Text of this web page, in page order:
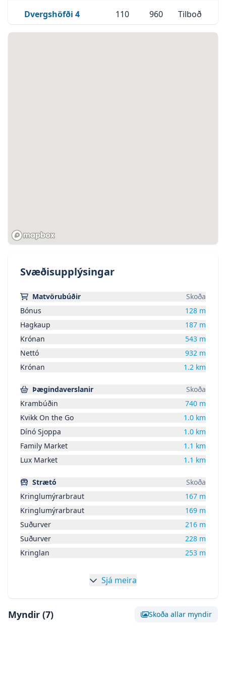
- Atvinnueignir eru okkar fag -
Dvergshöfði 4Skoða Eignina Dvergshöfði 4
110 960 Tilboð
Svæðisupplýsingar
Matvörubúðir
Skoða
Bónus
128 m
Hagkaup
187 m
Krónan
543 m
Nettó
932 m
Krónan
1.2 km
Þægindaverslanir
Skoða
Krambúðin
740 m
Kvikk On the Go
1.0 km
Dínó Sjoppa
1.0 km
Family Market
1.1 km
Lux Market
1.1 km
Strætó
Skoða
Kringlumýrarbraut
167 m
Kringlumýrarbraut
169 m
Suðurver
216 m
Suðurver
228 m
Kringlan
253 m
Sjá meira
Myndir (7) Skoða allar myndir